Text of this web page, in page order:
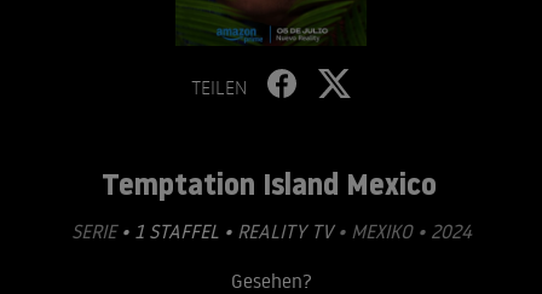
TEILEN
Temptation Island Mexico
SERIE • 1 STAFFEL • REALITY TV• MEXIKO • 2024
Gesehen?